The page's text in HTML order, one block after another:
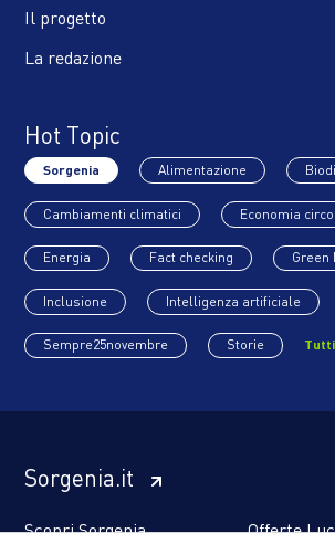
Il progetto
La redazione
Hot Topic
Sorgenia Alimentazione
Cambiamenti climatici Economia
Energia Fact checking Green
Inclusione Intelligenza artificiale
Sempre25novembre Storie
Sorgenia.it